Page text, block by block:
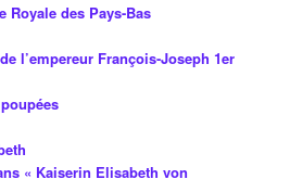
Royale des Pays-Bas
l’empereur François-Joseph 1er
« Kaiserin Elisabeth von